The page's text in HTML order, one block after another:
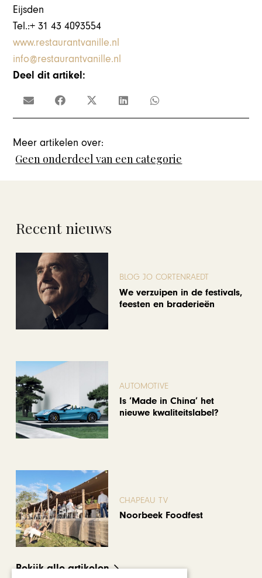
Eijsden
Tel.:+ 31 43 4093554
www.restaurantvanille.nl
info@restaurantvanille.nl
Deel dit artikel:
Meer artikelen over:
Geen onderdeel van een categorie
Recent nieuws
BLOG JO CORTENRAEDT
We verzuipen in de festivals,
feesten en braderieën
AUTOMOTIVE
Is ‘Made in China’ het
nieuwe kwaliteitslabel?
CHAPEAU TV
Noorbeek Foodfest
Bekijk alle artikelen